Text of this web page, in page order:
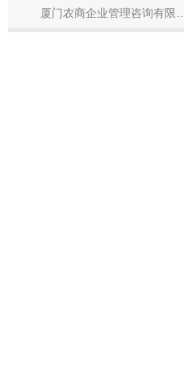
厦门农商企业管理咨询有限…